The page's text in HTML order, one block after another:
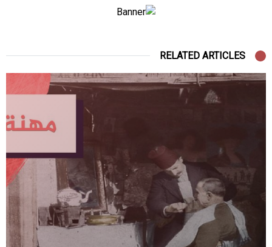
RELATED ARTICLES